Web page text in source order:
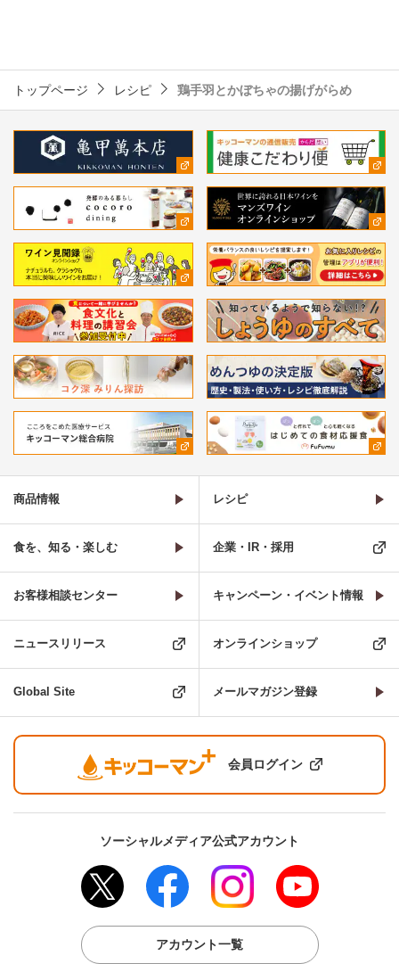
トップページ レシピ 鶏手羽とかぼちゃの揚げがらめ
商品情報 レシピ
食を、知る・楽しむ 企業・IR・採用
お客様相談センター キャンペーン・イベント情報
ニュースリリース オンラインショップ
Global Site メールマガジン登録
会員ログイン
ソーシャルメディア公式アカウント
アカウント一覧